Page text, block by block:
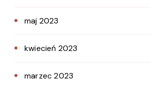
maj 2023
kwiecień 2023
marzec 2023